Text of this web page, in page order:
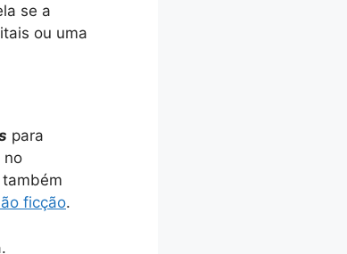
se a
ou uma
para
no
ficção.